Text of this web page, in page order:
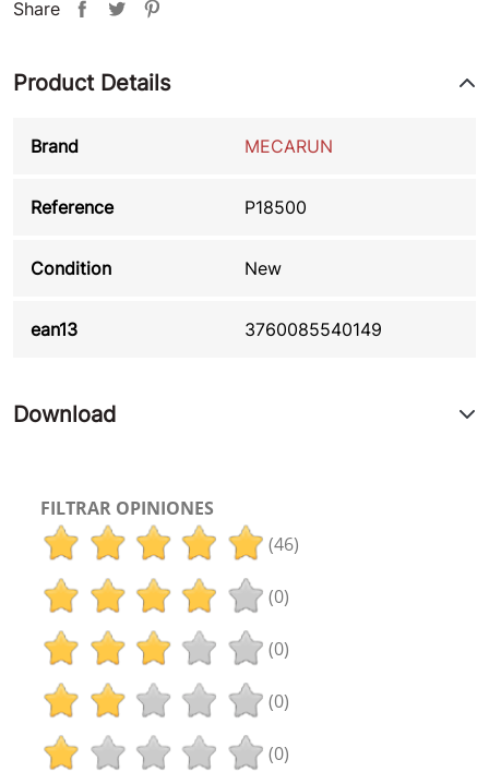
Share
Product Details
Brand MECARUN
Reference P18500
Condition New
ean13 3760085540149
Download
FILTRAR OPINIONES
(46)
(0)
(0)
(0)
(0)